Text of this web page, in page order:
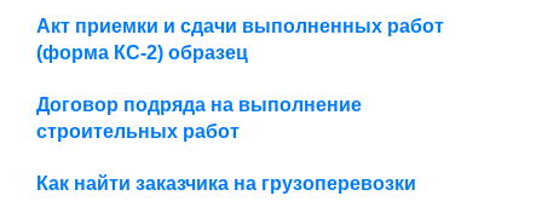
Акт приемки и сдачи выполненных работ
(форма КС-2) образец
Договор подряда на выполнение
строительных работ
Как найти заказчика на грузоперевозки